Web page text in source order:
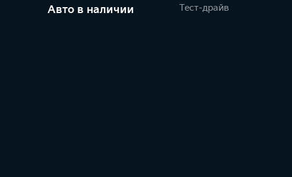
Авто в наличии Тест-драйв